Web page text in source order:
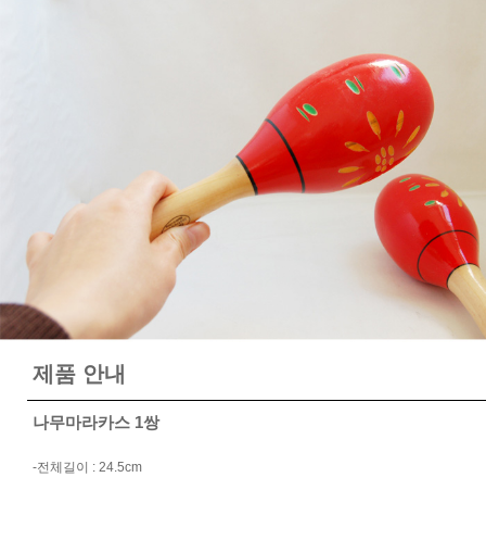
제품 안내
나무마라카스 1쌍
-전체길이 : 24.5cm